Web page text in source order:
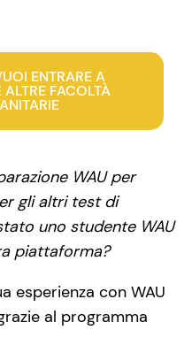
ENTRARE A
FACOLTÀ
WAU per
gli altri test di
uno studente WAU
piattaforma?
esperienza con WAU
al programma